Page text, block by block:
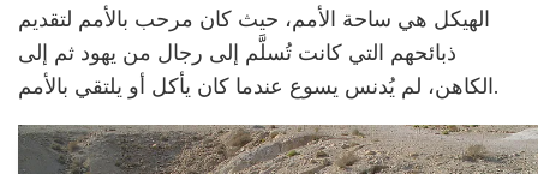
الهيكل هي ساحة الأمم، حيث كان مرحب بالأمم لتقديم
ذبائحهم التي كانت تُسلَّم إلى رجال من يهود ثم إلى
الكاهن، لم يُدنس يسوع عندما كان يأكل أو يلتقي بالأمم.